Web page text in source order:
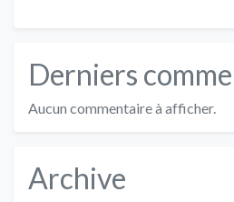
Derniers
Aucun commentaire à afficher.
Archive